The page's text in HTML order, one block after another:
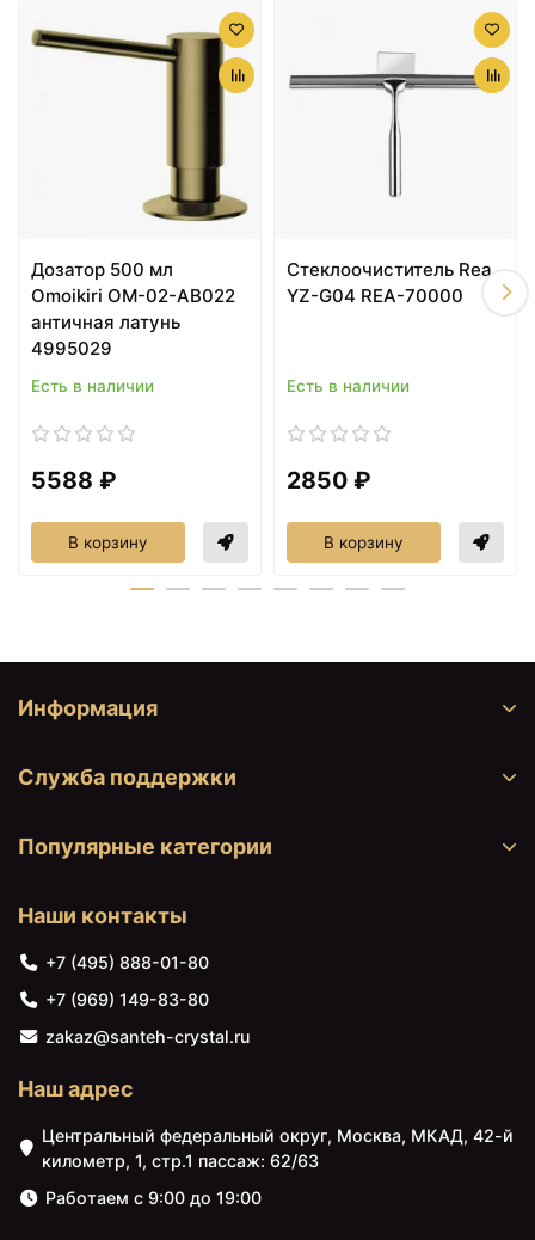
Дозатор 500 мл
Omoikiri OM-02-AB022
античная латунь
4995029
Есть в наличии
5588 ₽
В корзину
Стеклоочиститель Rea
YZ-G04 REA-70000
Есть в наличии
2850 ₽
В корзину
Информация
Служба поддержки
Популярные категории
Наши контакты
+7 (495) 888-01-80
+7 (969) 149-83-80
zakaz@santeh-crystal.ru
Наш адрес
Центральный федеральный округ, Москва, МКАД, 42-й
километр, 1, стр.1 пассаж: 62/63
Работаем с 9:00 до 19:00